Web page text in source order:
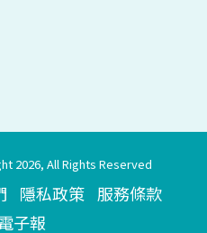
2026, All Rights Reserved
隱私政策 服務條款
子報